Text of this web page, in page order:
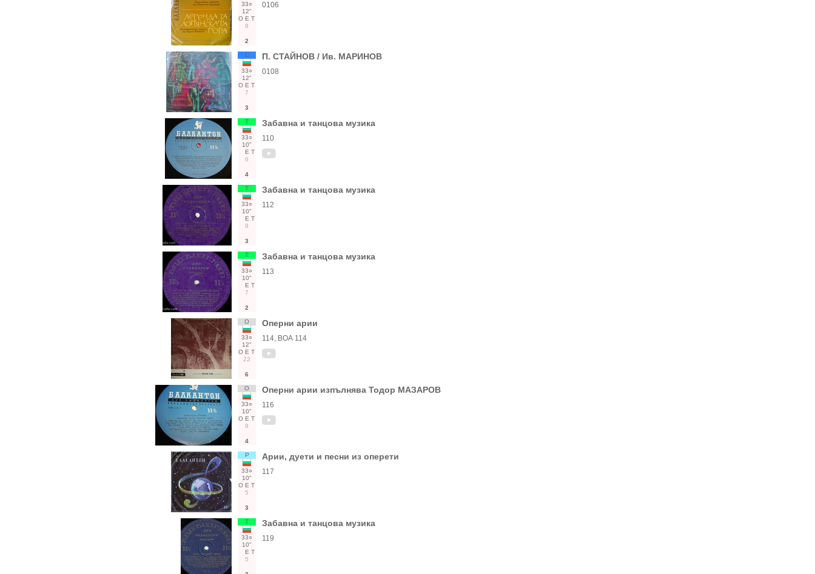
33○
12"
О Е Т
8
2
0106
С
33○
12"
О Е Т
7
3
П. СТАЙНОВ / Ив. МАРИНОВ
0108
Т
33○
10"
Е Т
6
4
Забавна и танцова музика
110
Т
33○
10"
Е Т
9
3
Забавна и танцова музика
112
Т
33○
10"
Е Т
7
2
Забавна и танцова музика
113
О
33○
12"
О Е Т
22
6
Оперни арии
114, ВОА 114
О
33○
10"
О Е Т
9
4
Оперни арии изпълнява Тодор МАЗАРОВ
116
Р
33○
10"
О Е Т
5
3
Арии, дуети и песни из оперети
117
Т
33○
10"
Е Т
5
Забавна и танцова музика
119